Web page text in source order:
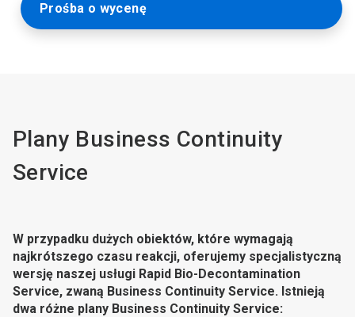
Prośba o wycenę
Plany Business Continuity
Service
W przypadku dużych obiektów, które wymagają
najkrótszego czasu reakcji, oferujemy specjalistyczną
wersję naszej usługi Rapid Bio-Decontamination
Service, zwaną Business Continuity Service. Istnieją
dwa różne plany Business Continuity Service: